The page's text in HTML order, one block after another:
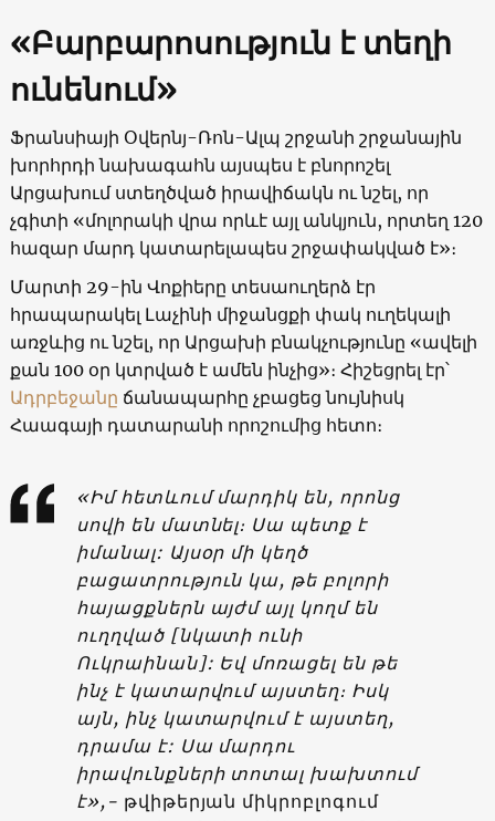
«Բարբարոսություն է տեղի
ունենում»
Ֆրանսիայի Օվերնյ-Ռոն-Ալպ շրջանի շրջանային
խորհրդի նախագահն այսպես է բնորոշել
Արցախում ստեղծված իրավիճակն ու նշել, որ
չգիտի «մոլորակի վրա որևէ այլ անկյուն, որտեղ 120
հազար մարդ կատարելապես շրջափակված է»։
Մարտի 29-ին Վոքիերը տեսաուղերձ էր
հրապարակել Լաչինի միջանցքի փակ ուղեկալի
առջևից ու նշել, որ Արցախի բնակչությունը «ավելի
քան 100 օր կտրված է ամեն ինչից»։ Հիշեցրել էր՝
Ադրբեջանը ճանապարհը չբացեց նույնիսկ
Հաագայի դատարանի որոշումից հետո։
«Իմ հետևում մարդիկ են, որոնց
սովի են մատնել։ Սա պետք է
իմանալ: Այսօր մի կեղծ
բացատրություն կա, թե բոլորի
հայացքներն այժմ այլ կողմ են
ուղղված [նկատի ունի
Ուկրաինան]: Եվ մոռացել են թե
ինչ է կատարվում այստեղ։ Իսկ
այն, ինչ կատարվում է այստեղ,
դրամա է: Սա մարդու
իրավունքների տոտալ խախտում
է»,- թվիթերյան միկրոբլոգում